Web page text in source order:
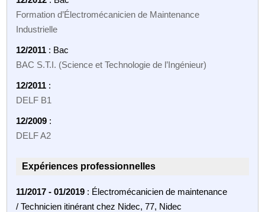
Formation d’Électromécanicien de Maintenance
Industrielle
12/2011 : Bac
BAC S.T.I. (Science et Technologie de l’Ingénieur)
12/2011 :
DELF B1
12/2009 :
DELF A2
Expériences professionnelles
11/2017 - 01/2019 : Électromécanicien de maintenance
/ Technicien itinérant chez Nidec, 77, Nidec